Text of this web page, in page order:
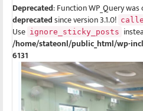
Deprecated: Function WP_Query
deprecatedsince version 3.1.0!
Use ignore_sticky_posts
/home/stateonl/public_html/wp-
6131